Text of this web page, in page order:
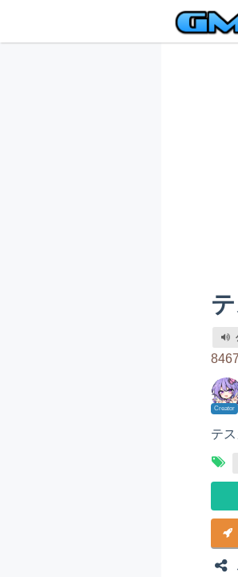
Creator
テ